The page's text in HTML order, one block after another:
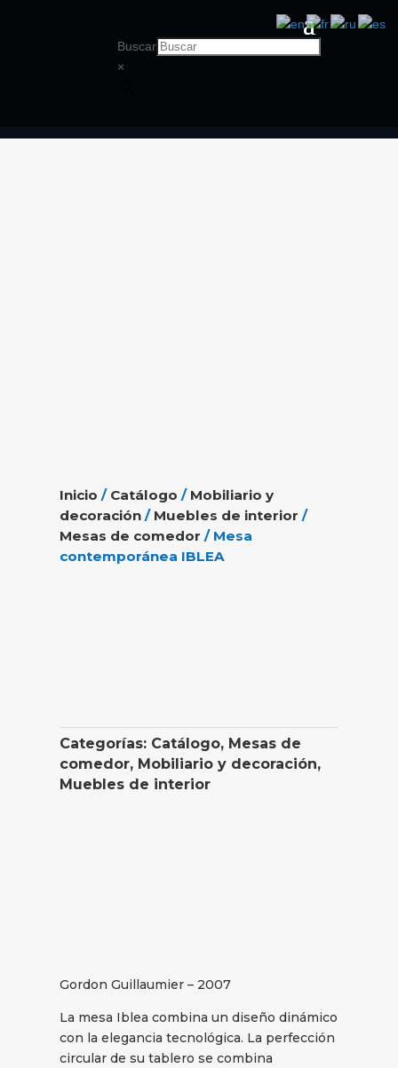
Buscar
×
Inicio / Catálogo / Mobiliario y
decoración / Muebles de interior /
Mesas de comedor / Mesa
contemporánea IBLEA
Categorías: Catálogo, Mesas de
comedor, Mobiliario y decoración,
Muebles de interior
Gordon Guillaumier – 2007
La mesa Iblea combina un diseño dinámico
con la elegancia tecnológica. La perfección
circular de su tablero se combina